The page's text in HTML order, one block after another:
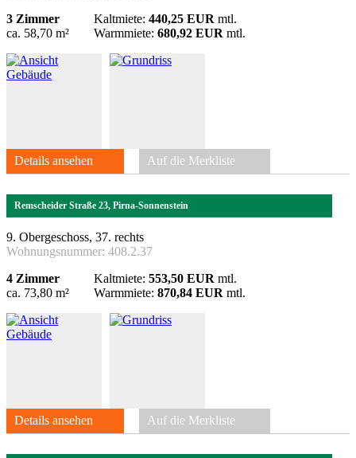
3 Zimmer
ca. 58,70 m²
Kaltmiete: 440,25 EUR mtl.
Warmmiete: 680,92 EUR mtl.
Details ansehen Auf die Merkliste
Remscheider Straße 23, Pirna-Sonnenstein
9. Obergeschoss, 37. rechts
Wohnungsnummer: 408.2.37
4 Zimmer
ca. 73,80 m²
Kaltmiete: 553,50 EUR mtl.
Warmmiete: 870,84 EUR mtl.
Details ansehen Auf die Merkliste